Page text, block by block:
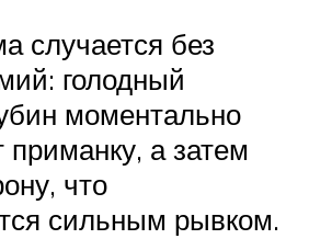
случается без
голодный
моментально
приманку, а затем
что
сильным рывком.